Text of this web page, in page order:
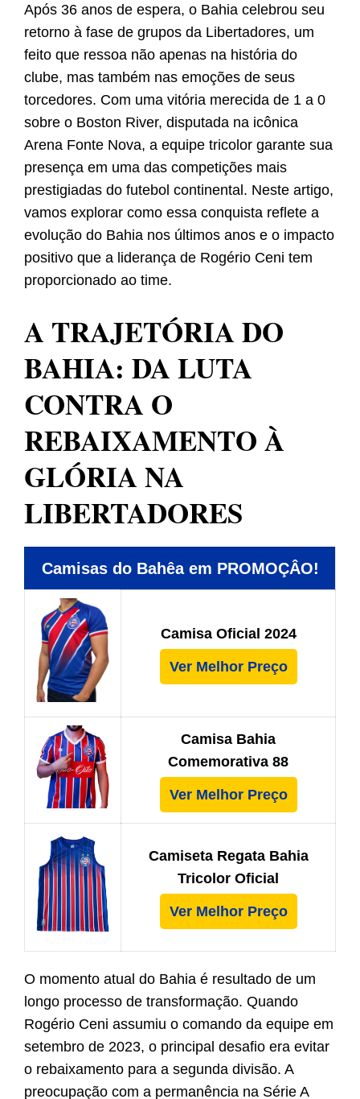
Após 36 anos de espera, o Bahia celebrou seu
retorno à fase de grupos da Libertadores, um
feito que ressoa não apenas na história do
clube, mas também nas emoções de seus
torcedores. Com uma vitória merecida de 1 a 0
sobre o Boston River, disputada na icônica
Arena Fonte Nova, a equipe tricolor garante sua
presença em uma das competições mais
prestigiadas do futebol continental. Neste artigo,
vamos explorar como essa conquista reflete a
evolução do Bahia nos últimos anos e o impacto
positivo que a liderança de Rogério Ceni tem
proporcionado ao time.
A TRAJETÓRIA DO
BAHIA: DA LUTA
CONTRA O
REBAIXAMENTO À
GLÓRIA NA
LIBERTADORES
Camisas do Bahêa em PROMOÇÂO!
Camisa Oficial 2024
Ver Melhor Preço
Camisa Bahia
Comemorativa 88
Ver Melhor Preço
Camiseta Regata Bahia
Tricolor Oficial
Ver Melhor Preço
O momento atual do Bahia é resultado de um
longo processo de transformação. Quando
Rogério Ceni assumiu o comando da equipe em
setembro de 2023, o principal desafio era evitar
o rebaixamento para a segunda divisão. A
preocupação com a permanência na Série A